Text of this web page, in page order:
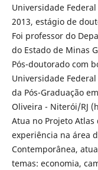
Universidade
2013, estágio de
Foi professor do
do Estado de Minas
Pós-doutorado com
Universidade
da Pós-Graduação
Oliveira - Niterói/RJ
Atua no Projeto Atlas
experiência na área
Contemporânea,
temas: economia,